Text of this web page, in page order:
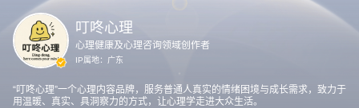
叮咚心理
心理健康及心理咨询领域创作者
IP属地： 广东
“叮咚心理”一个心理内容品牌，服务普通人真实的情绪困境与成长需求，致力于
用温暖、真实、具洞察力的方式，让心理学走进大众生活。